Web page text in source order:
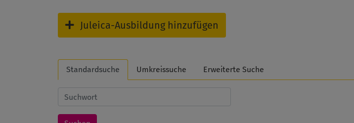
Juleica-Ausbildung hinzufügen
Standardsuche Umkreissuche Erweiterte Suche